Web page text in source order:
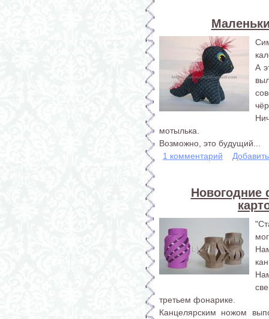
А
мотылька.
Возможно, это будущий...
1 комментарий
Новогодние
третьем фонарике.
Канцелярским ножом